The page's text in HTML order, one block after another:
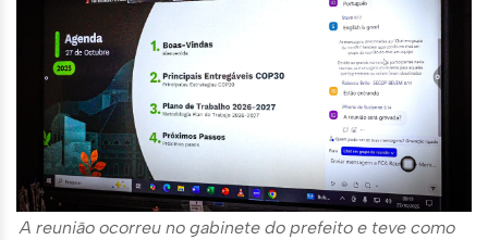
A reunião ocorreu no gabinete do prefeito e teve como